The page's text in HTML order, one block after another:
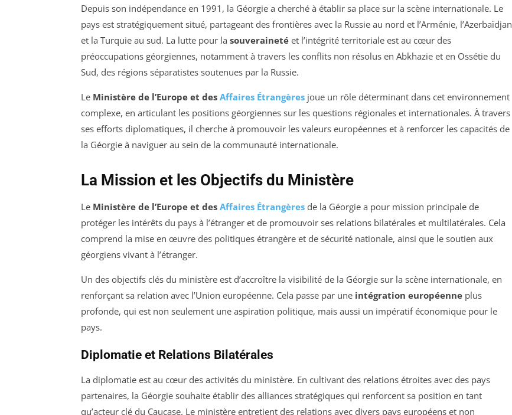
Depuis son indépendance en 1991, la Géorgie a cherché à établir sa place sur la scène internationale. Le
pays est stratégiquement situé, partageant des frontières avec la Russie au nord et l’Arménie, l’Azerbaïdjan
et la Turquie au sud. La lutte pour la souveraineté et l’intégrité territoriale est au cœur des
préoccupations géorgiennes, notamment à travers les conflits non résolus en Abkhazie et en Ossétie du
Sud, des régions séparatistes soutenues par la Russie.
Le Ministère de l’Europe et des Affaires Étrangères joue un rôle déterminant dans cet environnement
complexe, en articulant les positions géorgiennes sur les questions régionales et internationales. À travers
ses efforts diplomatiques, il cherche à promouvoir les valeurs européennes et à renforcer les capacités de
la Géorgie à naviguer au sein de la communauté internationale.
La Mission et les Objectifs du Ministère
Le Ministère de l’Europe et des Affaires Étrangères de la Géorgie a pour mission principale de
protéger les intérêts du pays à l’étranger et de promouvoir ses relations bilatérales et multilatérales. Cela
comprend la mise en œuvre des politiques étrangère et de sécurité nationale, ainsi que le soutien aux
géorgiens vivant à l’étranger.
Un des objectifs clés du ministère est d’accroître la visibilité de la Géorgie sur la scène internationale, en
renforçant sa relation avec l’Union européenne. Cela passe par une intégration européenne plus
profonde, qui est non seulement une aspiration politique, mais aussi un impératif économique pour le
pays.
Diplomatie et Relations Bilatérales
La diplomatie est au cœur des activités du ministère. En cultivant des relations étroites avec des pays
partenaires, la Géorgie souhaite établir des alliances stratégiques qui renforcent sa position en tant
qu’acteur clé du Caucase. Le ministère entretient des relations avec divers pays européens et non